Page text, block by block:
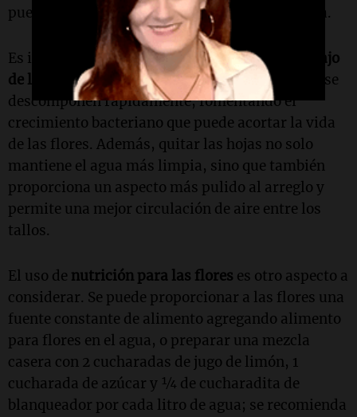
puede bloquearse y limitar la absorción de agua.
Es importanteretirar las hojas que queden debajo
de la línea del agua
. Al estar sumergidas, estas se
descomponen rápidamente, fomentando el
crecimiento bacteriano que puede acortar la vida
de las flores. Además, quitar las hojas no solo
mantiene el agua más limpia, sino que también
proporciona un aspecto más pulido al arreglo y
permite una mejor circulación de aire entre los
tallos.
El uso de nutrición para las flores es otro aspecto a
considerar. Se puede proporcionar a las flores una
fuente constante de alimento agregando alimento
para flores en el agua, o preparar una mezcla
casera con 2 cucharadas de jugo de limón, 1
cucharada de azúcar y ¼ de cucharadita de
blanqueador por cada litro de agua; se recomienda